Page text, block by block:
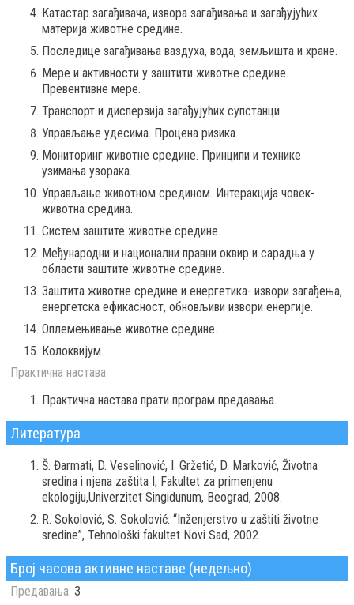
Катастар загађивача, извора загађивања и загађујућих
материја животне средине.
Последице загађивања ваздуха, вода, земљишта и хране.
Мере и активности у заштити животне средине.
Превентивне мере.
Транспорт и дисперзија загађујућих супстанци.
Управљање удесима. Процена ризика.
Мониторинг животне средине. Принципи и технике
узимања узорака.
Управљање животном средином. Интеракција човек-
животна средина.
Систем заштите животне средине.
Међународни и национални правни оквир и сарадња у
области заштите животне средине.
Заштита животне средине и енергетика- извори загађења,
енергетска ефикасност, обновљиви извори енергије.
Оплемењивање животне средине.
Колоквијум.
Практична настава:
Практична настава прати програм предавања.
Литература
Š. Đarmati, D. Veselinović, I. Gržetić, D. Marković, Životna
sredina i njena zaštita I, Fakultet za primenjenu
ekologiju,Univerzitet Singidunum, Beograd, 2008.
R. Sokolović, S. Sokolović: “Inženjerstvo u zaštiti životne
sredine”, Tehnološki fakultet Novi Sad, 2002.
Број часова активне наставе (недељно)
Предавања: 3